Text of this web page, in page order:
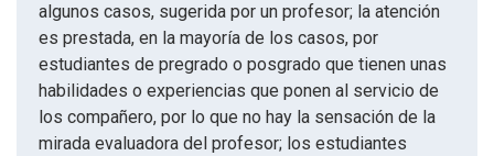
algunos casos, sugerida por un profesor; la atención
es prestada, en la mayoría de los casos, por
estudiantes de pregrado o posgrado que tienen unas
habilidades o experiencias que ponen al servicio de
los compañero, por lo que no hay la sensación de la
mirada evaluadora del profesor; los estudiantes